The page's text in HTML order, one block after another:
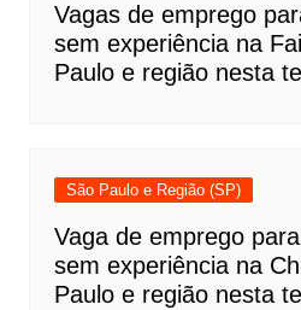
Vagas de emprego
sem experiência na
Paulo e região nesta
São Paulo e Região (SP)
Vaga de emprego
sem experiência na
Paulo e região nesta